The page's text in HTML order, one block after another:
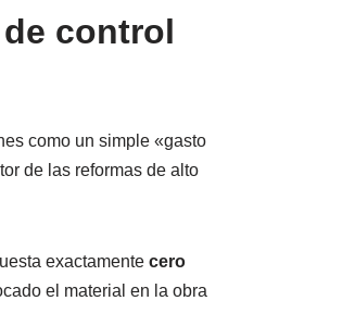
control
como un simple «gasto
de las reformas de alto
exactamente cero
el material en la obra